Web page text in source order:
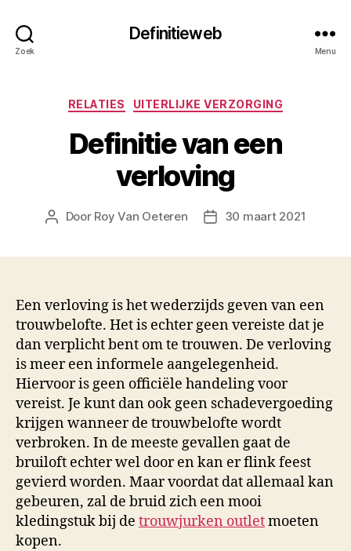
Zoek
Definitieweb
Menu
Categorieën
RELATIES UITERLIJKE VERZORGING
Definitie van een
verloving
Berichtauteur
Door Roy Van Oeteren Berichtdatum
30 maart 2021
Een verloving is het wederzijds geven van een
trouwbelofte. Het is echter geen vereiste dat je
dan verplicht bent om te trouwen. De verloving
is meer een informele aangelegenheid.
Hiervoor is geen officiële handeling voor
vereist. Je kunt dan ook geen schadevergoeding
krijgen wanneer de trouwbelofte wordt
verbroken. In de meeste gevallen gaat de
bruiloft echter wel door en kan er flink feest
gevierd worden. Maar voordat dat allemaal kan
gebeuren, zal de bruid zich een mooi
kledingstuk bij de trouwjurken outletmoeten
kopen.